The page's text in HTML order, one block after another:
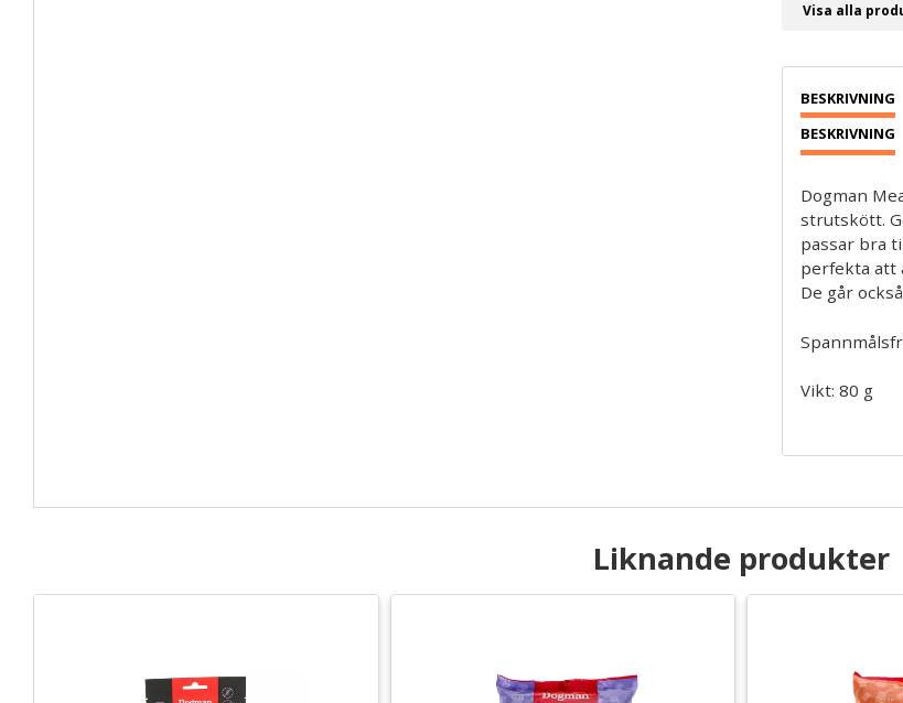
Visa alla
BESKRIVNING
Dogman
strutskött.
passar bra
perfekta att
De går
Vikt: 80 g
Liknande produkter